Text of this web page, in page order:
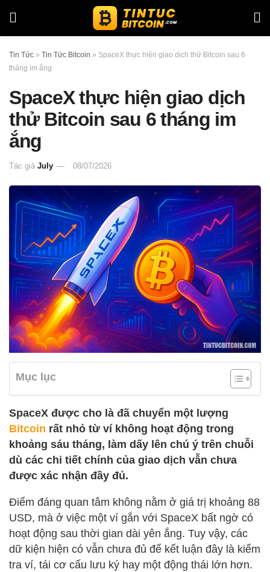
Tin Tức » Tin Tức Bitcoin » SpaceX thực hiện giao dịch thử Bitcoin sau 6
tháng im ắng
SpaceX thực hiện giao dịch
thử Bitcoin sau 6 tháng im
ắng
Tác giả July 08/07/2026
Mục lục
SpaceX được cho là đã chuyển một lượng
Bitcoin rất nhỏ từ ví không hoạt động trong
khoảng sáu tháng, làm dấy lên chú ý trên chuỗi
dù các chi tiết chính của giao dịch vẫn chưa
được xác nhận đầy đủ.
Điểm đáng quan tâm không nằm ở giá trị khoảng 88
USD, mà ở việc một ví gắn với SpaceX bất ngờ có
hoạt động sau thời gian dài yên ắng. Tuy vậy, các
dữ kiện hiện có vẫn chưa đủ để kết luận đây là kiểm
tra ví, tái cơ cấu lưu ký hay một động thái lớn hơn.